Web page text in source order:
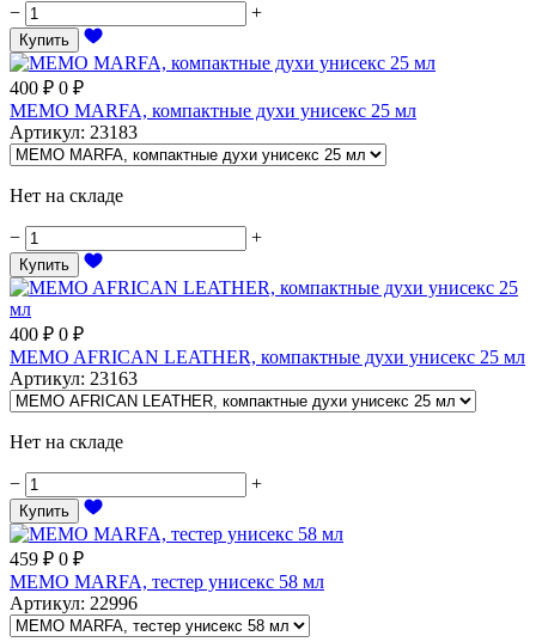
− +
Купить
400 ₽ 0 ₽
MEMO MARFA, компактные духи унисекс 25 мл
Артикул: 23183
Нет на складе
− +
Купить
400 ₽ 0 ₽
MEMO AFRICAN LEATHER, компактные духи унисекс 25 мл
Артикул: 23163
Нет на складе
− +
Купить
459 ₽ 0 ₽
MEMO MARFA, тестер унисекс 58 мл
Артикул: 22996